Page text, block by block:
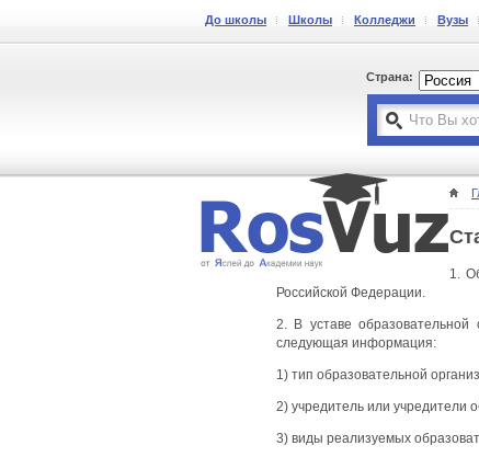
До школы Школы Колледжи Вузы
Страна:
1.
Российской Федерации.
2. В уставе образовательной
следующая информация:
1) тип образовательной
2) учредитель или учредители
3) виды реализуемых